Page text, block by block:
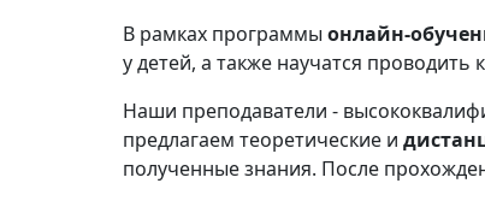
В рамках программы онлайн-
у детей, а также научатся
Наши преподаватели -
предлагаем теоретические и
полученные знания. После